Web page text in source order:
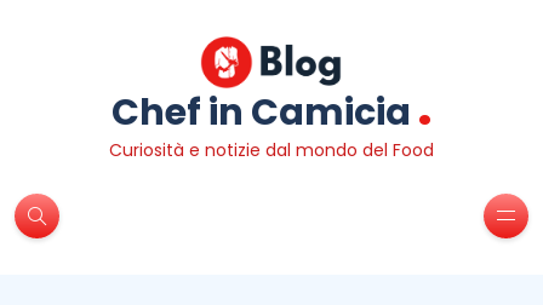
Chef in Camicia .
Curiosità e notizie dal mondo del Food